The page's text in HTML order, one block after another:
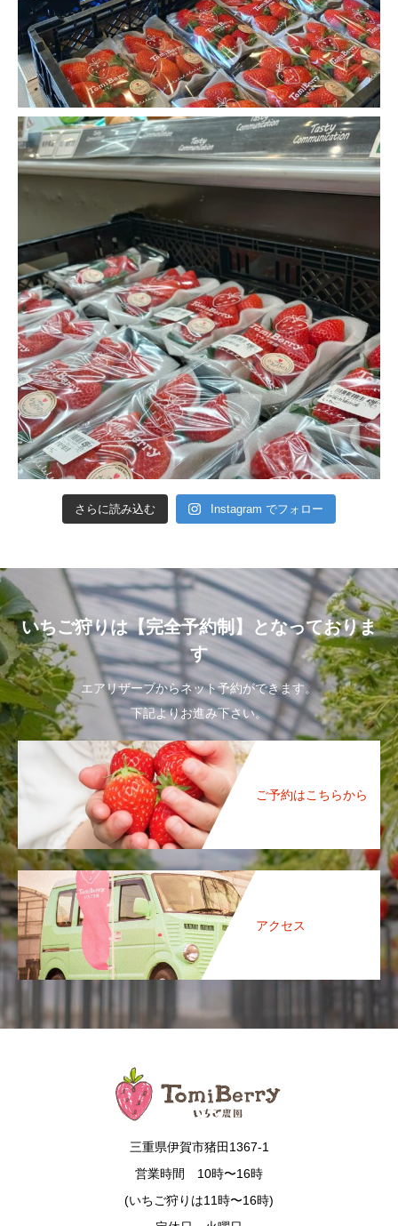
さらに読み込む Instagram でフォロー
いちご狩りは【完全予約制】となっておりま
す
エアリザーブからネット予約ができます。
下記よりお進み下さい。
ご予約はこちらから
アクセス
三重県伊賀市猪田1367-1
営業時間 10時〜16時
(いちご狩りは11時〜16時)